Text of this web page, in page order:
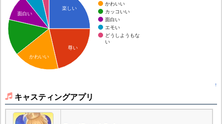
かわいい
カッコいい
面白い
エモい
どうしようもな
い
楽しい
尊い
面白い
かわいい
↑
キャスティングアプリ